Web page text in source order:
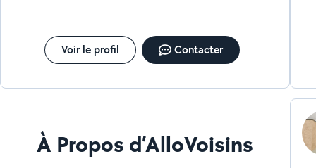
pose bois en façade Revêtements de sol et mur :
parquet, faience, carrelage, peinture, toile de verre,
papier peint Pose cuisine, montage meuble, dressing
rénovation Pose de parquet stratifié, cloué, collé »
Voir le profil Contacter
À Propos d’AlloVoisins